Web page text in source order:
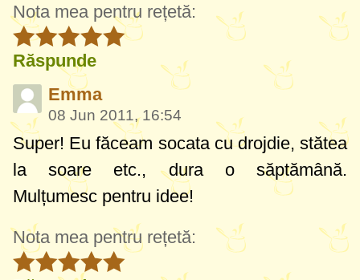
Nota mea pentru rețetă:
Răspunde
Emma
08 Jun 2011, 16:54
Super! Eu făceam socata cu drojdie, stătea
la soare etc., dura o săptămână.
Mulțumesc pentru idee!
Nota mea pentru rețetă: